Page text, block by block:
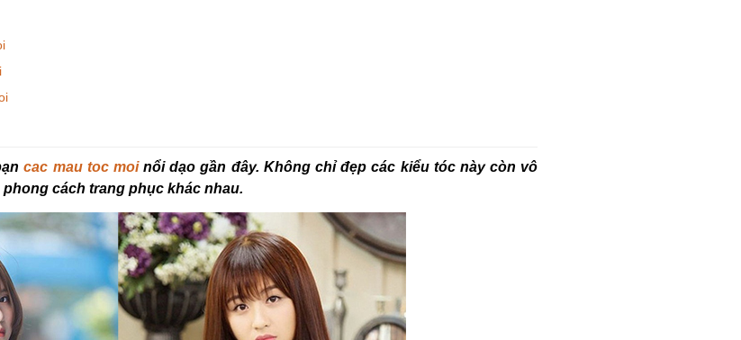
cac mau toc moinổi dạo gần đây. Không chỉ đẹp các kiểu tóc này còn vô
cách trang phục khác nhau.